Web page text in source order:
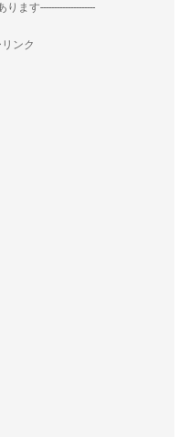
ます--------------------
ンク